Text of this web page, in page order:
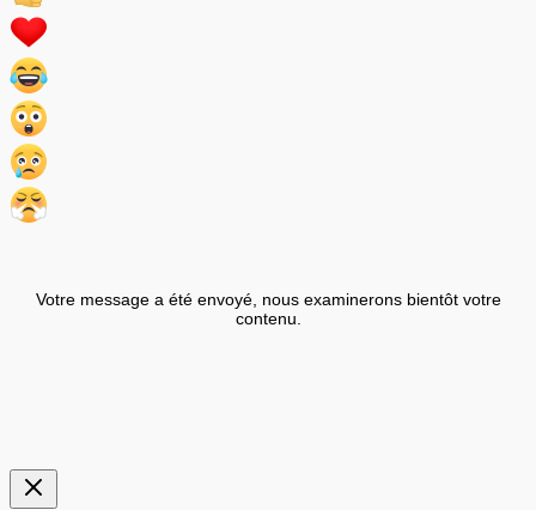
Votre message a été envoyé, nous examinerons bientôt votre
contenu.